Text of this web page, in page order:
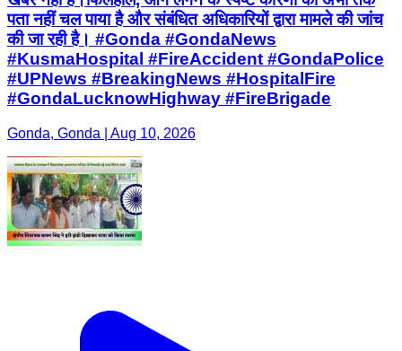
पता नहीं चल पाया है और संबंधित अधिकारियों द्वारा मामले की जांच
की जा रही है। #Gonda #GondaNews
#KusmaHospital #FireAccident #GondaPolice
#UPNews #BreakingNews #HospitalFire
#GondaLucknowHighway #FireBrigade
Gonda, Gonda | Aug 10, 2026